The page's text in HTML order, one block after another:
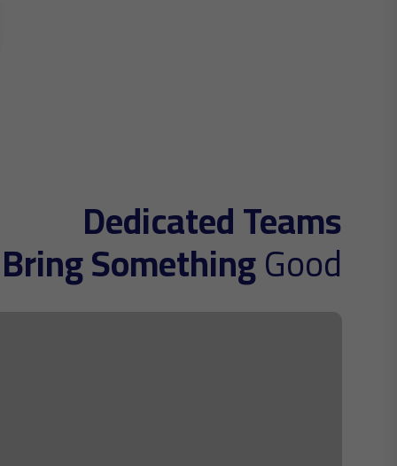
Dedicated Teams
Bring SomethingGood